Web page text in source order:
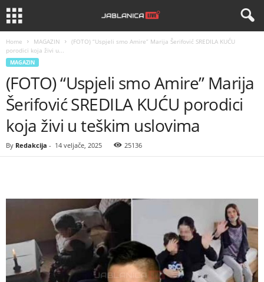
Home MAGAZIN
(FOTO) “Uspjeli smo Amire” Marija Šerifović SREDILA KUĆU
porodici koja živi u...
MAGAZIN
(FOTO) “Uspjeli smo Amire” Marija
Šerifović SREDILA KUĆU porodici
koja živi u teškim uslovima
By Redakcija - 14 veljače, 2025 25136